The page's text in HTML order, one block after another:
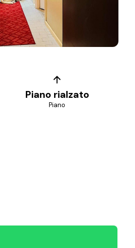
Piano rialzato
Piano